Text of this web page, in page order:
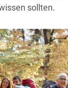
sollten.